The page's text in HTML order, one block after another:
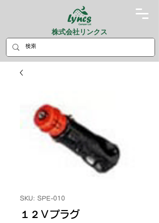
株式会社リンクス
SKU: SPE-010
１２Ｖプラグ